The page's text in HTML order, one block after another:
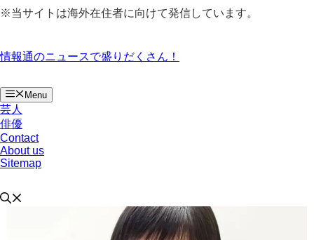
コ
ン
ン
ツ
ス
キ
ッ
プ
※当サイトは海外在住者に向けて発信しています。
情報通のニュースで盛りだくさん！
Menu
芸人
俳優
Contact
About us
Sitemap